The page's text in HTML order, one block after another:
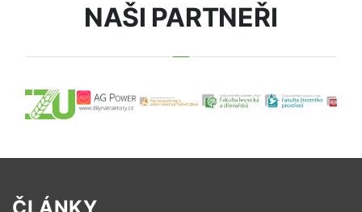
NAŠI PARTNEŘI
ČLÁNKY